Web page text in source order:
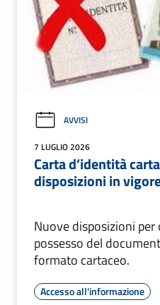
AVVISI
7 LUGLIO 2026
Carta d’identità
disposizioni in
Nuove disposizioni per
possesso del
formato cartaceo.
Accesso all'informazione